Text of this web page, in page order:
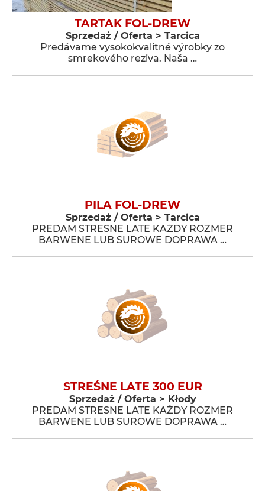
TARTAK FOL-DREW
Sprzedaż / Oferta > Tarcica
Predávame vysokokvalitné výrobky zo
smrekového reziva. Naša …
PILA FOL-DREW
Sprzedaż / Oferta > Tarcica
PREDAM STRESNE LATE KAŻDY ROZMER
BARWENE LUB SUROWE DOPRAWA …
STREŚNE LATE 300 EUR
Sprzedaż / Oferta > Kłody
PREDAM STRESNE LATE KAŻDY ROZMER
BARWENE LUB SUROWE DOPRAWA …